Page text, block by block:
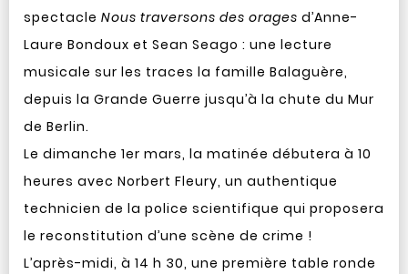
spectacle Nous traversons des orages d’Anne-
Laure Bondoux et Sean Seago : une lecture
musicale sur les traces la famille Balaguère,
depuis la Grande Guerre jusqu’à la chute du Mur
de Berlin.
Le dimanche 1er mars, la matinée débutera à 10
heures avec Norbert Fleury, un authentique
technicien de la police scientifique qui proposera
le reconstitution d’une scène de crime !
L’après-midi, à 14 h 30, une première table ronde